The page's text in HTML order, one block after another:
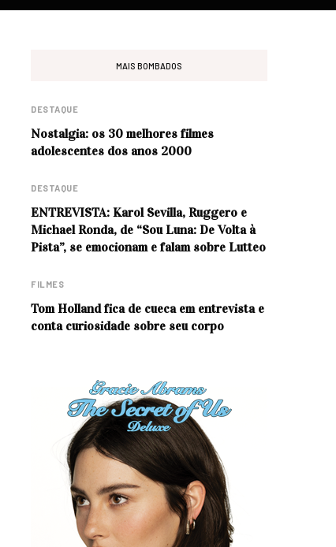
MAIS BOMBADOS
DESTAQUE
Nostalgia: os 30 melhores filmes
adolescentes dos anos 2000
DESTAQUE
ENTREVISTA: Karol Sevilla, Ruggero e
Michael Ronda, de “Sou Luna: De Volta à
Pista”, se emocionam e falam sobre Lutteo
FILMES
Tom Holland fica de cueca em entrevista e
conta curiosidade sobre seu corpo